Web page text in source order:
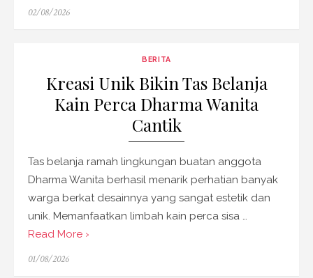
Posted
02/08/2026
BERITA
Kreasi Unik Bikin Tas Belanja
Kain Perca Dharma Wanita
Cantik
Tas belanja ramah lingkungan buatan anggota
Dharma Wanita berhasil menarik perhatian banyak
warga berkat desainnya yang sangat estetik dan
unik. Memanfaatkan limbah kain perca sisa …
Read More ›
Posted
01/08/2026